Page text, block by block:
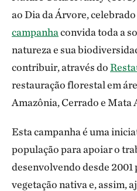
ao Dia da Árvore,
campanhaconvida toda a
natureza e sua
contribuir, através do
restauração florestal em
Amazônia, Cerrado e Mata
Esta campanha é uma
população para apoiar o
desenvolvendo desde 2001
vegetação nativa e, assim,